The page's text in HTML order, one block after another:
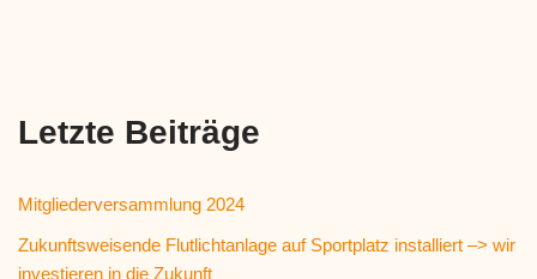
Letzte Beiträge
Mitgliederversammlung 2024
Zukunftsweisende Flutlichtanlage auf Sportplatz installiert –> wir
investieren in die Zukunft